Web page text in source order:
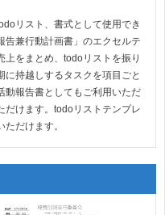
リスト、書式として使用でき
告兼行動計画書」のエクセルテ
上をまとめ、todoリストを振り
持越しするタスクを項目ごと
動報告書としてもご利用いただ
だけます。todoリストテンプレ
だけます。